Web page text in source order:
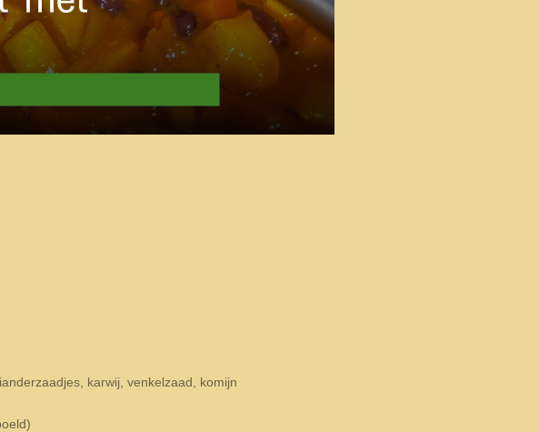
karwij, venkelzaad, komijn